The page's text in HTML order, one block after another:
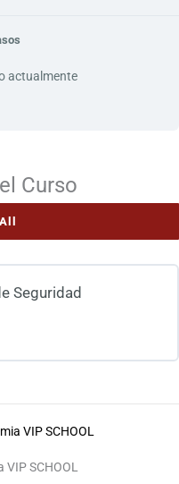
actualmente
Curso
Seguridad
VIP SCHOOL
SCHOOL